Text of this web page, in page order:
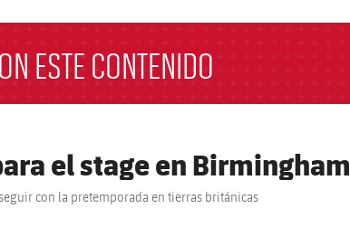
ESTE CONTENIDO
el stage en Birmingham
con la pretemporada en tierras británicas